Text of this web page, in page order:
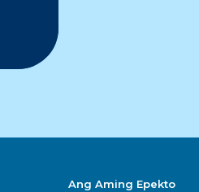
Ang Aming Epekto